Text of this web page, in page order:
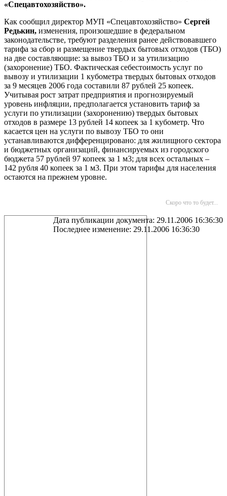
«Спецавтохозяйство».
Как сообщил директор МУП «Спецавтохозяйство» Сергей
Редькин, изменения, произошедшие в федеральном
законодательстве, требуют разделения ранее действовавшего
тарифа за сбор и размещение твердых бытовых отходов (ТБО)
на две составляющие: за вывоз ТБО и за утилизацию
(захоронение) ТБО. Фактическая себестоимость услуг по
вывозу и утилизации 1 кубометра твердых бытовых отходов
за 9 месяцев 2006 года составили 87 рублей 25 копеек.
Учитывая рост затрат предприятия и прогнозируемый
уровень инфляции, предполагается установить тариф за
услуги по утилизации (захоронению) твердых бытовых
отходов в размере 13 рублей 14 копеек за 1 кубометр. Что
касается цен на услуги по вывозу ТБО то они
устанавливаются дифференцировано: для жилищного сектора
и бюджетных организаций, финансируемых из городского
бюджета 57 рублей 97 копеек за 1 м3; для всех остальных –
142 рубля 40 копеек за 1 м3. При этом тарифы для населения
остаются на прежнем уровне.
Скоро что то будет...
Дата публикации документа: 29.11.2006 16:36:30
Последнее изменение: 29.11.2006 16:36:30